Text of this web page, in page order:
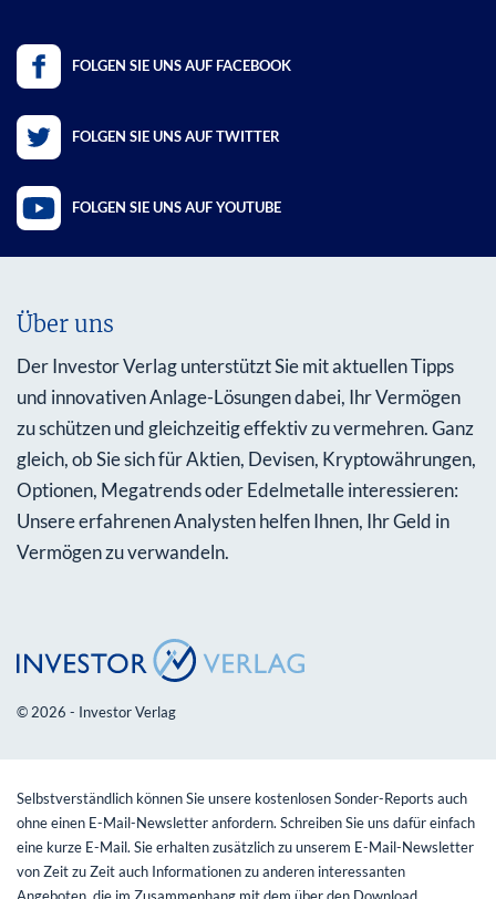
FOLGEN SIE UNS AUF FACEBOOK
FOLGEN SIE UNS AUF TWITTER
FOLGEN SIE UNS AUF YOUTUBE
Über uns
Der Investor Verlag unterstützt Sie mit aktuellen Tipps
und innovativen Anlage-Lösungen dabei, Ihr Vermögen
zu schützen und gleichzeitig effektiv zu vermehren. Ganz
gleich, ob Sie sich für Aktien, Devisen, Kryptowährungen,
Optionen, Megatrends oder Edelmetalle interessieren:
Unsere erfahrenen Analysten helfen Ihnen, Ihr Geld in
Vermögen zu verwandeln.
© 2026 - Investor Verlag
Selbstverständlich können Sie unsere kostenlosen Sonder-Reports auch
ohne einen E-Mail-Newsletter anfordern. Schreiben Sie uns dafür einfach
eine kurze E-Mail. Sie erhalten zusätzlich zu unserem E-Mail-Newsletter
von Zeit zu Zeit auch Informationen zu anderen interessanten
Angeboten, die im Zusammenhang mit dem über den Download